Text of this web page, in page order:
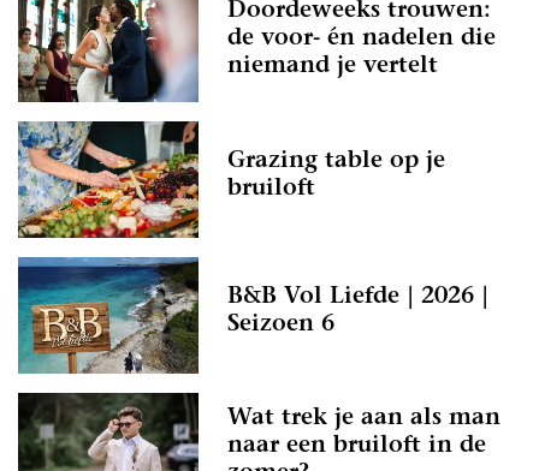
Doordeweeks trouwen:
de voor- én nadelen die
niemand je vertelt
Grazing table op je
bruiloft
B&B Vol Liefde | 2026 |
Seizoen 6
Wat trek je aan als man
naar een bruiloft in de